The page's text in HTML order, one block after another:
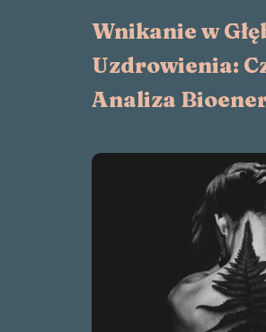
Wnikanie w
Uzdrowienia:
Analiza